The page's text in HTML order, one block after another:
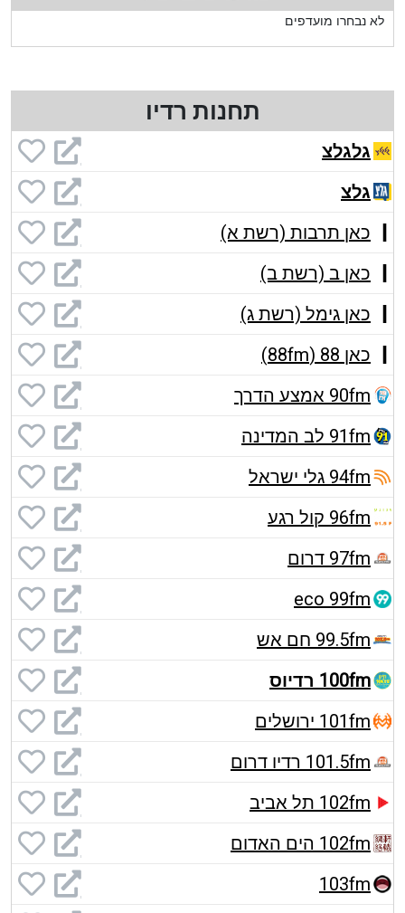
לא נבחרו מועדפים
תחנות רדיו
גלגלצ
גלצ
כאן תרבות (רשת א)
כאן ב (רשת ב)
כאן גימל (רשת ג)
כאן 88 (88fm)
90fm אמצע הדרך
91fm לב המדינה
94fm גלי ישראל
96fm קול רגע
97fm דרום
eco 99fm
99.5fm חם אש
100fm רדיוס
101fm ירושלים
101.5fm רדיו דרום
102fm תל אביב
102fm הים האדום
103fm